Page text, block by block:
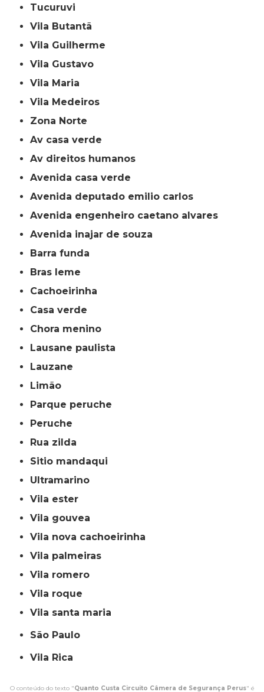
Tucuruvi
Vila Butantã
Vila Guilherme
Vila Gustavo
Vila Maria
Vila Medeiros
Zona Norte
av casa verde
av direitos humanos
avenida casa verde
avenida deputado emilio carlos
avenida engenheiro caetano alvares
avenida inajar de souza
barra funda
bras leme
cachoeirinha
casa verde
chora menino
lausane paulista
lauzane
limão
parque peruche
peruche
rua zilda
sitio mandaqui
ultramarino
vila ester
vila gouvea
vila nova cachoeirinha
vila palmeiras
vila romero
vila roque
vila santa maria
São Paulo
Vila Rica
O conteúdo do texto "Quanto Custa Circuito Câmera de Segurança Perus" é